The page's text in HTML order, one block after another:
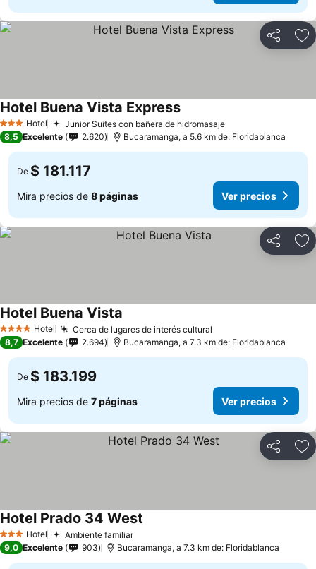
Compartir
3 Estrellas
Hotel Junior Suites con bañera de hidromasaje
Hotel Buena Vista Express
8,5 Excelente 2.620 Bucaramanga, a 5.6 km de: Floridablanca
De $ 181.117
Mira precios de 8 páginas Ver precios
Compartir
4 EstrellasHotel Cerca de lugares de interés cultural
Hotel Buena Vista
8,7 Excelente 2.694 Bucaramanga, a 7.3 km de: Floridablanca
De $ 183.199
Mira precios de 7 páginas Ver precios
Compartir
3 Estrellas
Hotel Ambiente familiar
Hotel Prado 34 West
9,0 Excelente 903 Bucaramanga, a 7.3 km de: Floridablanca